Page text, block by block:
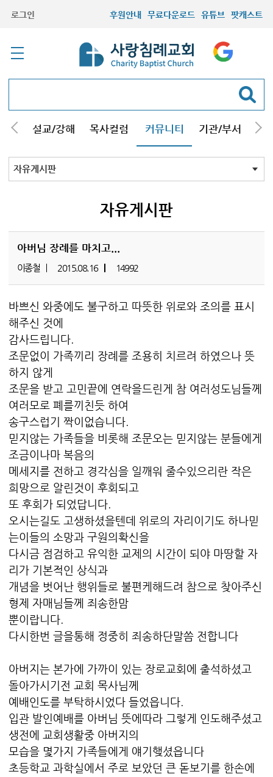
로그인 후원안내 무료다운로드 유튜브 팟캐스트
내 설교/강해 목사컬럼 커뮤니티 기관/부서 선
최근등록자료
자유게시판
자유게시판
아버님 장례를 마치고...
이종철 2015.08.16 14992
바쁘신 와중에도 불구하고 따뜻한 위로와 조의를 표시
해주신 것에
감사드립니다.
조문없이 가족끼리 장례를 조용히 치르려 하였으나 뜻
하지 않게
조문을 받고 고민끝에 연락을드린게 참 여러성도님들께
여러모로 폐를끼친듯 하여
송구스럽기 짝이없습니다.
믿지않는 가족들을 비롯해 조문오는 믿지않는 분들에게
조금이나마 복음의
메세지를 전하고 경각심을 일깨워 줄수있으리란 작은
희망으로 알린것이 후회되고
또 후회가 되었답니다.
오시는길도 고생하셨을텐데 위로의 자리이기도 하나믿
는이들의 소망과 구원의확신을
다시금 점검하고 유익한 교제의 시간이 되야 마땅할 자
리가 기본적인 상식과
개념을 벗어난 행위들로 불편케해드려 참으로 찾아주신
형제 자매님들께 죄송한맘
뿐이랍니다.
다시한번 글을통해 정중히 죄송하단말씀 전합니다
아버지는 본가에 가까이 있는 장로교회에 출석하셨고
돌아가시기전 교회 목사님께
예배인도를 부탁하시었다 들었읍니다.
입관 발인예배를 아버님 뜻에따라 그렇게 인도해주셨고
생전에 교회생활중 아버지의
모습을 몇가지 가족들에게 얘기햊셨읍니다
초등학교 과학실에서 주로 보았던 큰 돋보기를 한손에